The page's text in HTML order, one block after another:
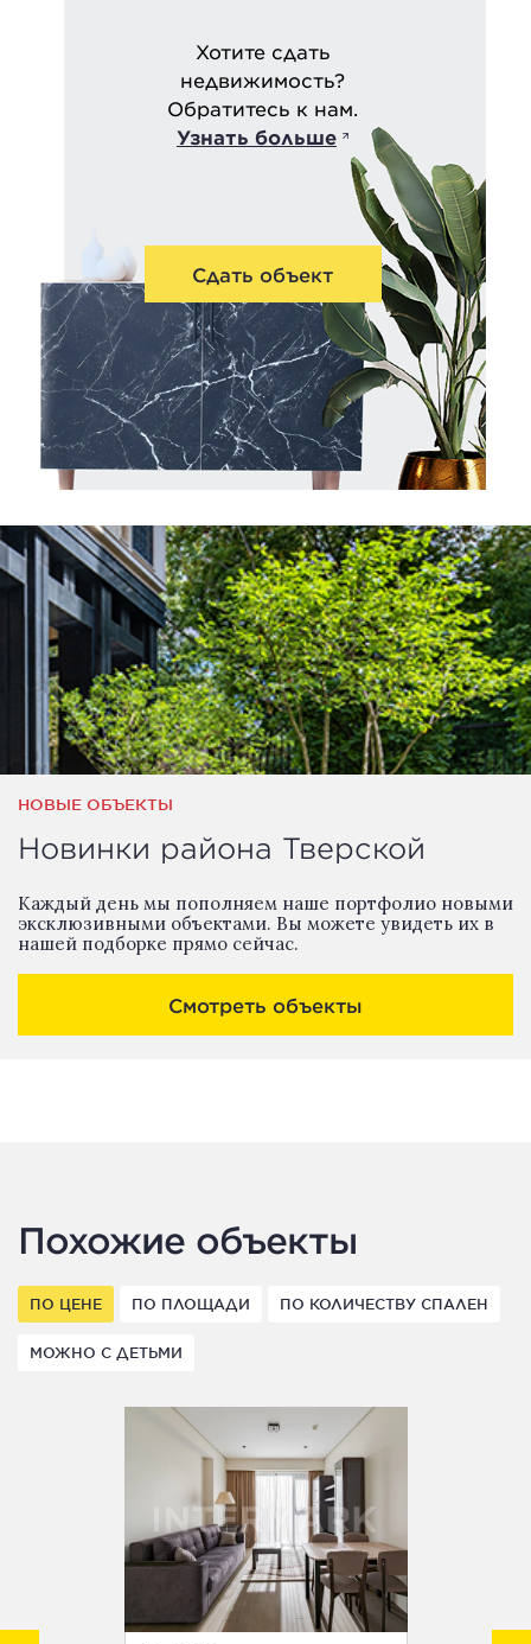
Хотите сдать
недвижимость?
Обратитесь к нам.
Узнать больше
Сдать объект
НОВЫЕ ОБЪЕКТЫ
Новинки района Тверской
Каждый день мы пополняем наше портфолио новыми
эксклюзивными объектами. Вы можете увидеть их в
нашей подборке прямо сейчас.
Смотреть объекты
Похожие объекты
ПО ЦЕНЕ ПО ПЛОЩАДИ ПО КОЛИЧЕСТВУ СПАЛЕН
МОЖНО С ДЕТЬМИ